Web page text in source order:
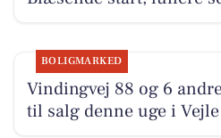
BOLIGMARKED
Vindingvej 88 og 6
til salg denne uge i